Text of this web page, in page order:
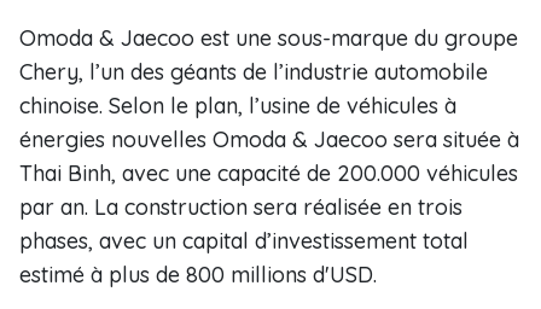
Omoda & Jaecoo est une sous-marque du groupe
Chery, l’un des géants de l’industrie automobile
chinoise. Selon le plan, l’usine de véhicules à
énergies nouvelles Omoda & Jaecoo sera située à
Thai Binh, avec une capacité de 200.000 véhicules
par an. La construction sera réalisée en trois
phases, avec un capital d’investissement total
estimé à plus de 800 millions d'USD.